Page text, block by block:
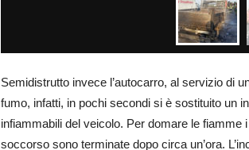
Semidistrutto invece l’autocarro, al servizio di
fumo, infatti, in pochi secondi si è sostituito un
infiammabili del veicolo. Per domare le fiamme
soccorso sono terminate dopo circa un’ora.